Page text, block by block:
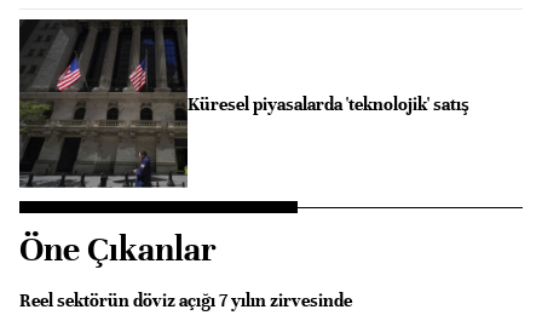
Küresel piyasalarda 'teknolojik' satış
Öne Çıkanlar
Reel sektörün döviz açığı 7 yılın zirvesinde